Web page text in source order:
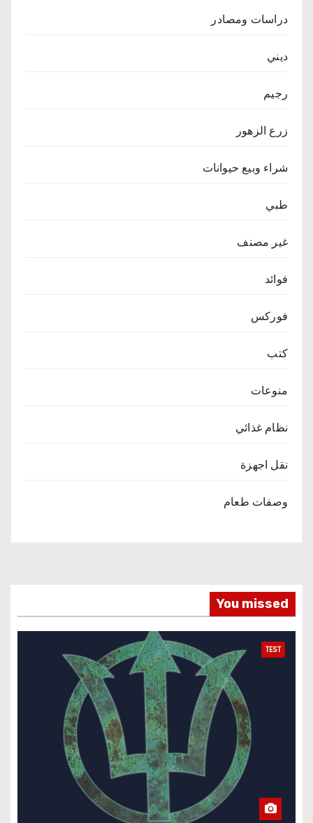
دراسات ومصادر
ديني
رجيم
زرع الزهور
شراء وبيع حيوانات
طبي
غير مصنف
فوائد
فوركس
كتب
منوعات
نظام غذائي
نقل اجهزة
وصفات طعام
You missed
TEST